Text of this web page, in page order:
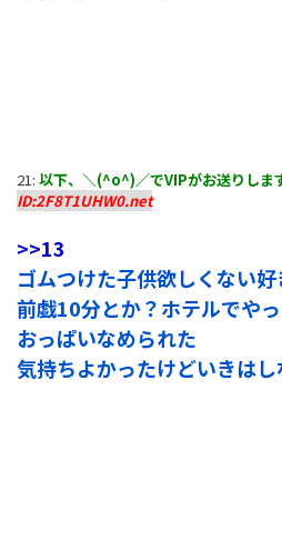
21: 以下、＼(^o^)／でVIPがお送りしま
ID:2F8T1UHW0.net
>>13
ゴムつけた子供欲しくない
前戯10分とか？ホテルでや
おっぱいなめられた
気持ちよかったけどいきは